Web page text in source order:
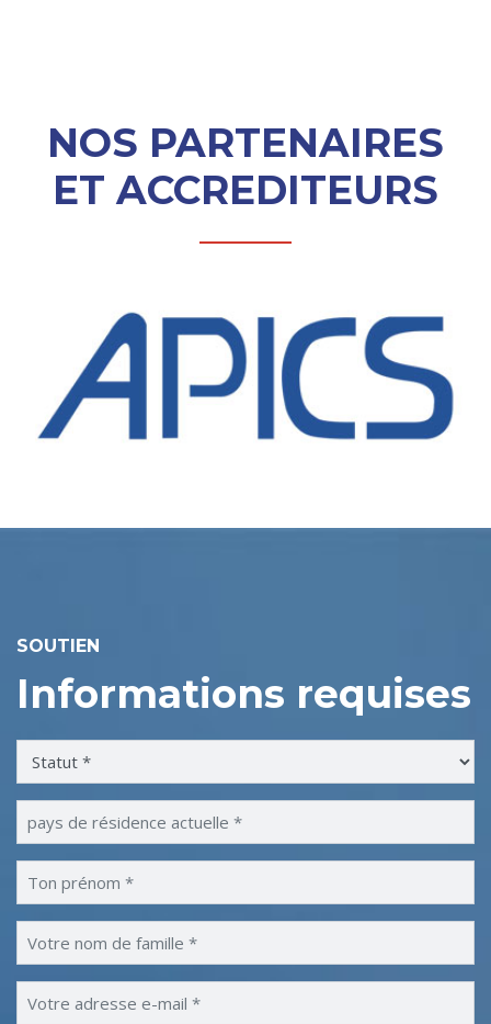
NOS PARTENAIRES
ET ACCREDITEURS
SOUTIEN
Informations requises